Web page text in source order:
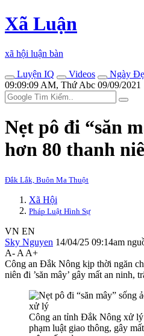
Xã Luận
xã hội luận bàn
Luyện IQ
Videos
Ngày
09:09:09 AM, Thứ Abc 09/09/2021
Nẹt pô đi “săn
hơn 80 thanh
Đắk Lắk, Buôn Ma Thuột
Xã Hội
Pháp Luật Hình Sự
VN EN
Sky Nguyen 14/04/25 09:14am
A- A A+
Công an Đắk Nông kịp thời ngăn
niên đi ’săn mây’ gây mất an ninh,
Công an tỉnh Đắk Nông xử lý
phạm luật giao thông, gây